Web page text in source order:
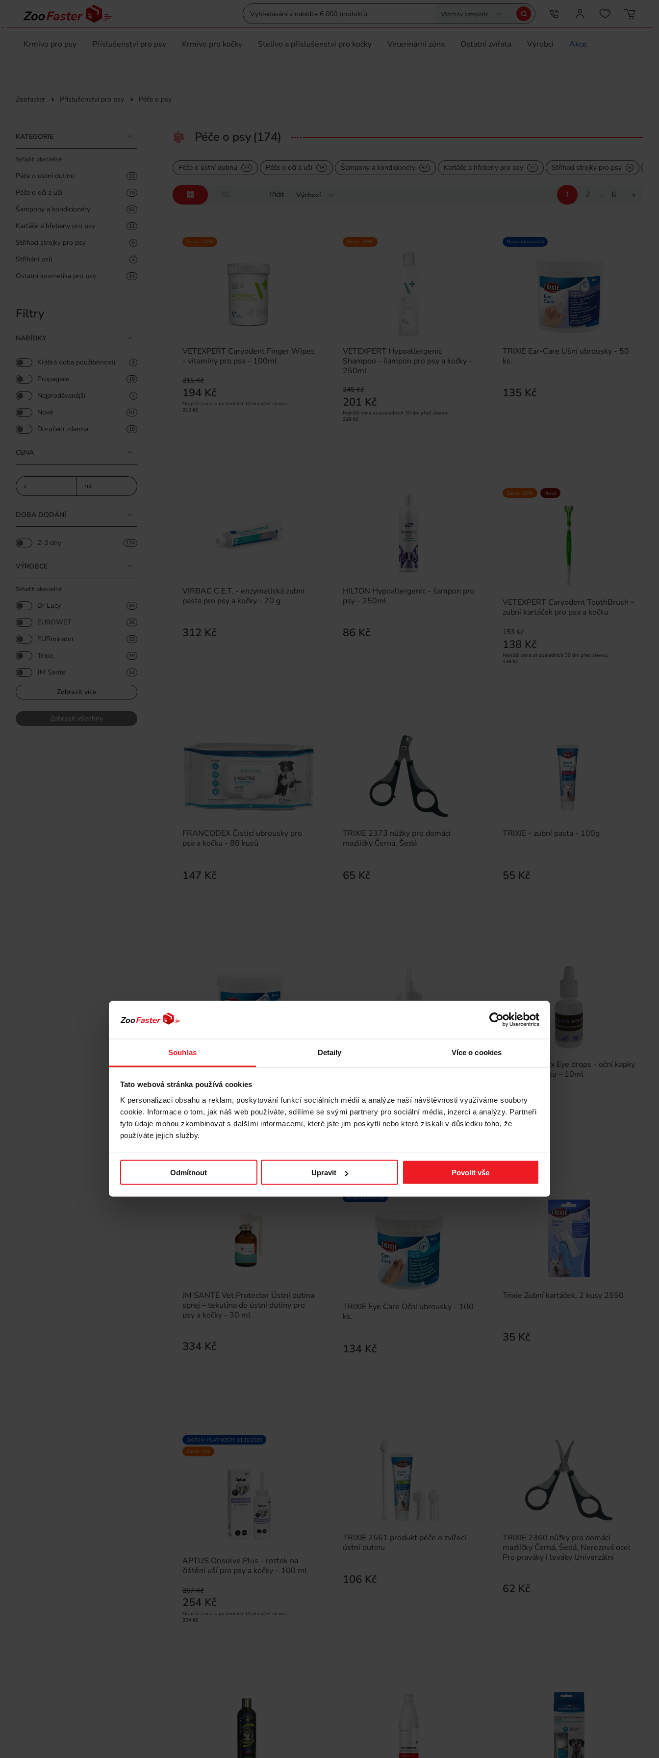
Souhlas Detaily Více o cookies
Tato webová stránka používá cookies
K personalizaci obsahu a reklam, poskytování funkcí sociálních médií a analýze naší návštěvnosti využíváme soubory
cookie. Informace o tom, jak náš web používáte, sdílíme se svými partnery pro sociální média, inzerci a analýzy. Partneři
tyto údaje mohou zkombinovat s dalšími informacemi, které jste jim poskytli nebo které získali v důsledku toho, že
používáte jejich služby.
Odmítnout Upravit Povolit vše
Všechny kategorie
Krmivo pro psy Příslušenství pro psy Krmivo pro kočky Stelivo a příslušenství pro kočky Veterinární zóna Ostatní zvířata Výrobci Akce
Zoofaster Příslušenství pro psy Péče o psy
Péče o psy(174)
Péče o ústní dutinu 23 Péče o oči a uši 18 Šampony a kondicionéry 92 Kartáče a hřebeny pro psy 21 Stříhací strojky pro psy 6
Třídit Výchozí 1 2 … 6 »
VETEXPERT Caryodent Finger Wipes
- vitamíny pro psa - 100ml
215 Kč
194 Kč
Nejnižší cena za posledních 30 dní před slevou:
215 Kč
Sleva -10%
VETEXPERT Hypoallergenic
Shampoo - šampon pro psy a kočky -
250ml
245 Kč
201 Kč
Nejnižší cena za posledních 30 dní před slevou:
218 Kč
Sleva -18%
TRIXIE Ear-Care Ušní ubrousky - 50
ks.
135 Kč
Nejprodávanější
VIRBAC C.E.T. - enzymatická zubní
pasta pro psy a kočky - 70 g
312 Kč
HILTON Hypoallergenic - šampon pro
psy - 250ml
86 Kč
VETEXPERT Caryodent ToothBrush –
zubní kartáček pro psa a kočku
153 Kč
138 Kč
Nejnižší cena za posledních 30 dní před slevou:
138 Kč
Sleva -10% Nové
FRANCODEX Čisticí ubrousky pro
psa a kočku - 80 kusů
147 Kč
TRIXIE 2373 nůžky pro domácí
mazlíčky Černá, Šedá
65 Kč
TRIXIE - zubní pasta - 100g
55 Kč
TRIXIE Dental-Care Ubrousky na
150 Kč 245 Kč
APTUS Sentrx Eye drops - oční kapky
pro psa a kočku – 10ml
651 Kč
JM SANTE Vet Protector Ústní dutina
sprej – tekutina do ústní dutiny pro
psy a kočky - 30 ml
334 Kč
TRIXIE Eye Care Oční ubrousky - 100
ks.
134 Kč
Nejprodávanější
Trixie Zubní kartáček, 2 kusy 2550
35 Kč
APTUS Orisolve Plus - roztok na
čištění uší pro psy a kočky – 100 ml
267 Kč
254 Kč
Nejnižší cena za posledních 30 dní před slevou:
254 Kč
DATUM PLATNOSTI: 01.10.2026
Sleva -5%
TRIXIE 2561 produkt péče o zvířecí
ústní dutinu
106 Kč
TRIXIE 2360 nůžky pro domácí
mazlíčky Černá, Šedá, Nerezová ocel
Pro praváky i leváky Univerzální
62 Kč
KATEGORIE
Seřadit: abecedně
Péče o ústní dutinu 23
Péče o oči a uši 18
Šampony a kondicionéry 92
Kartáče a hřebeny pro psy 21
Stříhací strojky pro psy 6
Stříhání psů 2
Ostatní kosmetika pro psy 14
Filtry
NABÍDKY
Krátká doba použitelnosti 1
Propagace 10
Nejprodávanější 2
Nové 51
Doručení zdarma 10
CENA
z na
DOBA DODÁNÍ
2-3 dny 174
VÝROBCE
Seřadit: abecedně
Dr Lucy 45
EUROWET 35
FURminator 23
Trixie 15
JM Sante 14
Zobrazit více
Zobrazit všechny